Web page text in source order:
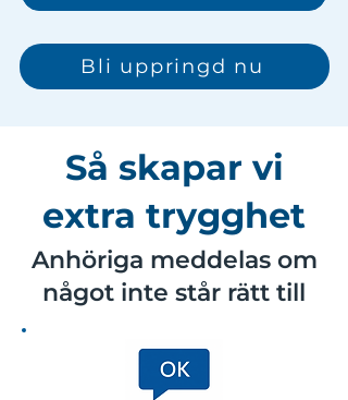
Bli uppringd nu
Så skapar vi
extra trygghet
Anhöriga meddelas om
något inte står rätt till